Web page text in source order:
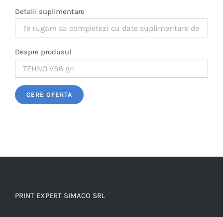
Detalii suplimentare
Despre produsul
Please leave this field empty.
PRINT EXPERT SIMACO SRL